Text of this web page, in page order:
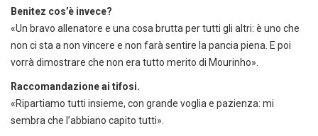
Benitez cos’è invece?
«Un bravo allenatore e una cosa brutta per tutti gli altri: è uno che
non ci sta a non vincere e non farà sentire la pancia piena. E poi
vorrà dimostrare che non era tutto merito di Mourinho».
Raccomandazione ai tifosi.
«Ripartiamo tutti insieme, con grande voglia e pazienza: mi
sembra che l’abbiano capito tutti».